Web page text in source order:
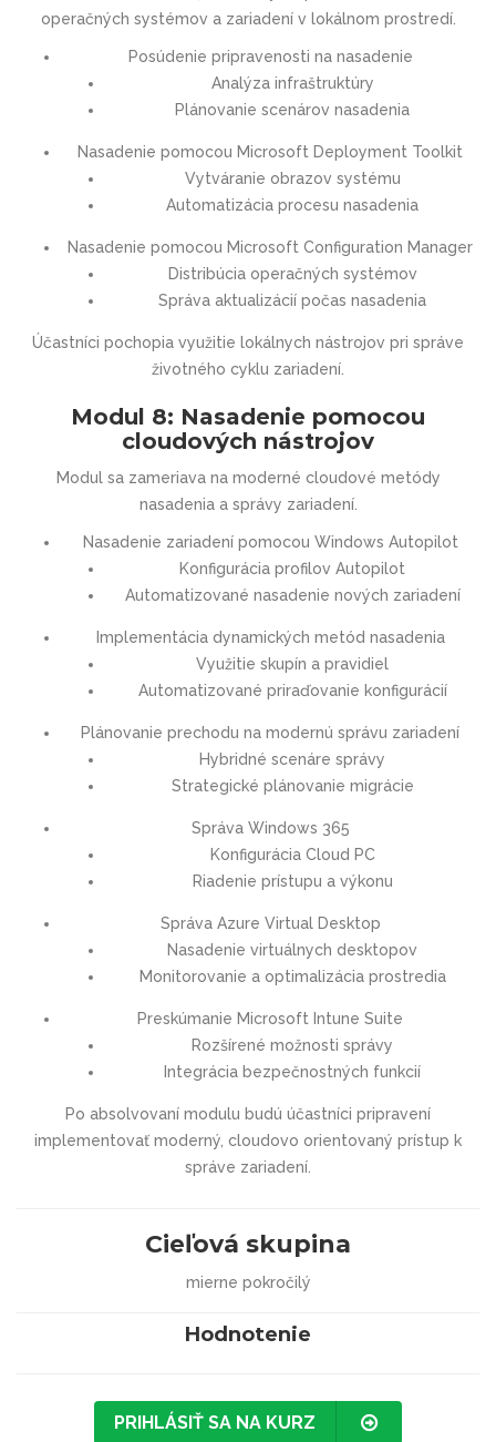
operačných systémov a zariadení v lokálnom prostredí.
Posúdenie pripravenosti na nasadenie
Analýza infraštruktúry
Plánovanie scenárov nasadenia
Nasadenie pomocou Microsoft Deployment Toolkit
Vytváranie obrazov systému
Automatizácia procesu nasadenia
Nasadenie pomocou Microsoft Configuration Manager
Distribúcia operačných systémov
Správa aktualizácií počas nasadenia
Účastníci pochopia využitie lokálnych nástrojov pri správe
životného cyklu zariadení.
Modul 8: Nasadenie pomocou
cloudových nástrojov
Modul sa zameriava na moderné cloudové metódy
nasadenia a správy zariadení.
Nasadenie zariadení pomocou Windows Autopilot
Konfigurácia profilov Autopilot
Automatizované nasadenie nových zariadení
Implementácia dynamických metód nasadenia
Využitie skupín a pravidiel
Automatizované priraďovanie konfigurácií
Plánovanie prechodu na modernú správu zariadení
Hybridné scenáre správy
Strategické plánovanie migrácie
Správa Windows 365
Konfigurácia Cloud PC
Riadenie prístupu a výkonu
Správa Azure Virtual Desktop
Nasadenie virtuálnych desktopov
Monitorovanie a optimalizácia prostredia
Preskúmanie Microsoft Intune Suite
Rozšírené možnosti správy
Integrácia bezpečnostných funkcií
Po absolvovaní modulu budú účastníci pripravení
implementovať moderný, cloudovo orientovaný prístup k
správe zariadení.
Cieľová skupina
mierne pokročilý
Hodnotenie
PRIHLÁSIŤ SA NA KURZ